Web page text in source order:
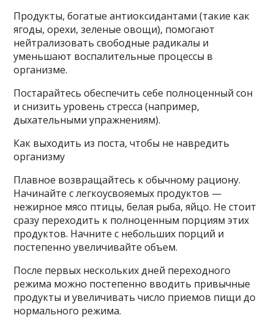
Продукты, богатые антиоксидантами (такие как
ягоды, орехи, зеленые овощи), помогают
нейтрализовать свободные радикалы и
уменьшают воспалительные процессы в
организме.
Постарайтесь обеспечить себе полноценный сон
и снизить уровень стресса (например,
дыхательными упражнениям).
Как выходить из поста, чтобы не навредить
организму
Плавное возвращайтесь к обычному рациону.
Начинайте с легкоусвояемых продуктов —
нежирное мясо птицы, белая рыба, яйцо. Не стоит
сразу переходить к полноценным порциям этих
продуктов. Начните с небольших порций и
постепенно увеличивайте объем.
После первых нескольких дней переходного
режима можно постепенно вводить привычные
продукты и увеличивать число приемов пищи до
нормального режима.